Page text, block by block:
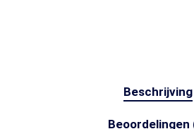
Beschrijving
Beoordelingen